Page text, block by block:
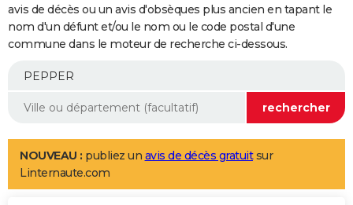
Retraite
Epargne
Immobilier
Risques naturels par ville
Banque
Assurance
AUTO
Essais
Réserver un essai
Citadines
Berlines
SUV
Forum auto
+
Mobiles
Meilleur smartphone
Internet
Ordinateurs
Jeux vidéo
Guide high-tech
Aménagement intérieur
LIFESTYLE
Art de vivre
Bien-être
Loisirs
Mode
Modes de vie
avis de décès ou un avis d'obsèques plus ancien en tapant le
nom d'un défunt et/ou le nom ou le code postal d'une
commune dans le moteur de recherche ci-dessous.
NOUVEAU : publiez un avis de décès gratuitsur
Linternaute.com